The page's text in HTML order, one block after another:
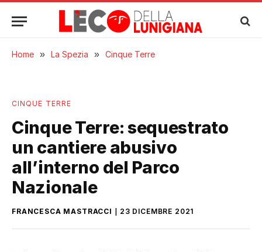
Home » La Spezia » Cinque Terre
CINQUE TERRE
Cinque Terre: sequestrato
un cantiere abusivo
all’interno del Parco
Nazionale
FRANCESCA MASTRACCI 23 DICEMBRE 2021